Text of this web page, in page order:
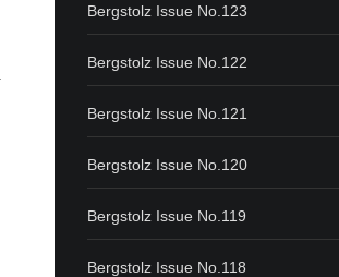
Bergstolz Issue No.123
Bergstolz Issue No.122
Bergstolz Issue No.121
Bergstolz Issue No.120
Bergstolz Issue No.119
Bergstolz Issue No.118